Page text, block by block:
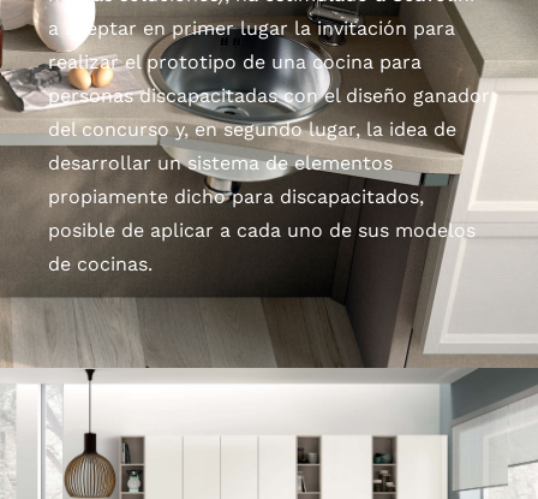
a aceptar en primer lugar la invitación para
realizar el prototipo de una cocina para
personas discapacitadas con el diseño ganador
del concurso y, en segundo lugar, la idea de
desarrollar un sistema de elementos
propiamente dicho para discapacitados,
posible de aplicar a cada uno de sus modelos
de cocinas.